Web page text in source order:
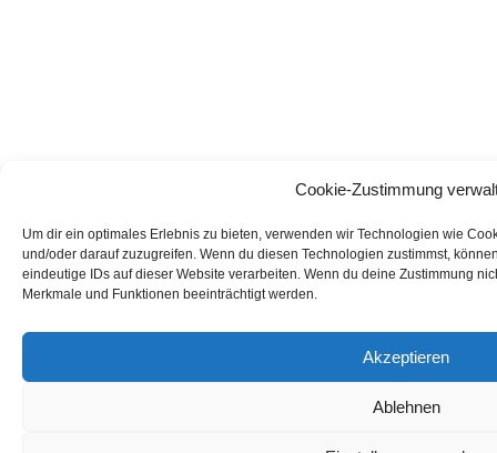
Cookie-Zustimmung
Um dir ein optimales Erlebnis zu bieten, verwenden wir Technologien wie
und/oder darauf zuzugreifen. Wenn du diesen Technologien zustimmst,
eindeutige IDs auf dieser Website verarbeiten. Wenn du deine Zustimmung
Merkmale und Funktionen beeinträchtigt werden.
Akzeptieren
Ablehnen